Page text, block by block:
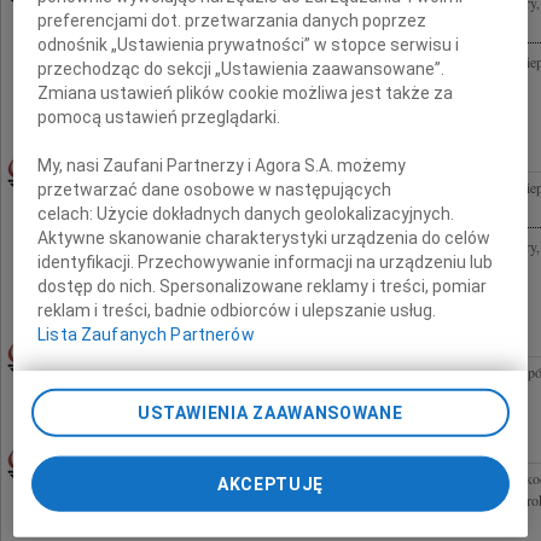
Głównego Polskiego Towarzystwa Psychiatrycznego, szanowanej i cenionej...
W dniu 28 czerwca 2009 roku odeszła Joanna Meder Człowiek niezwykłej dobroci,
głębokiego współczucia dr. n. med. Januszowi Mederowi, Synowi oraz...
JOANNA MEDER30.06.2009CAŁA POLSKA
W dniu 28 czerwca 2009 roku odeszła Joanna Meder Człowiek niezwykłej dobroci,
głębokiego współczucia dr. n. med. Januszowi Mederowi, Synowi oraz...
Z głębokim żalem zawiadamiamy o śmierci doc. dr hab. med. Joanny Meder
Głównego Polskiego Towarzystwa Psychiatrycznego, szanowanej i cenionej...
30.06.2009CAŁA POLSKA
Drogiemu Koledze Janowi Habratowi oraz Rodzinie i Bliskim wyrazy głębokiego
składają koleżanki i koledzy z Grupy ABN AMRO Polska
HALINA MICHALUK30.06.2009ŁÓDŹ
Z głębokim żalem zawiadamiamy, że w dniu 27 czerwca 2009 roku zmarła nasza
długoletni Radca Prawny Uroczystość pogrzebowa odbędzie się w dniu 1 lipca 2009
preferencjami dot. przetwarzania danych poprzez
odnośnik „Ustawienia prywatności” w stopce serwisu i
przechodząc do sekcji „Ustawienia zaawansowane”.
Zmiana ustawień plików cookie możliwa jest także za
pomocą ustawień przeglądarki.
My, nasi Zaufani Partnerzy i Agora S.A. możemy
przetwarzać dane osobowe w następujących
celach:Użycie dokładnych danych geolokalizacyjnych.
Aktywne skanowanie charakterystyki urządzenia do celów
identyfikacji. Przechowywanie informacji na urządzeniu lub
dostęp do nich. Spersonalizowane reklamy i treści, pomiar
reklam i treści, badnie odbiorców i ulepszanie usług.
Lista Zaufanych Partnerów
USTAWIENIA ZAAWANSOWANE
AKCEPTUJĘ